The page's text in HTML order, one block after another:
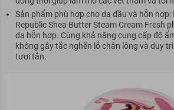
Sản phẩm phù hợp cho da dầu và hỗn
Republic Shea Butter Steam Cream Fresh
da hỗn hợp. Cùng khả năng cung cấp độ
không gây tắc nghẽn lỗ chân lông và duy
tươi tắn.